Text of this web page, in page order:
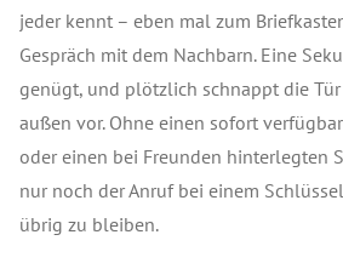
jeder kennt – eben mal zum
Gespräch mit dem Nachbarn. Eine
genügt, und plötzlich schnappt die
außen vor. Ohne einen sofort
oder einen bei Freunden hinterlegten
nur noch der Anruf bei einem
übrig zu bleiben.